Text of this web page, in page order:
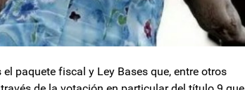
paquete fiscal y Ley Bases que, entre otros